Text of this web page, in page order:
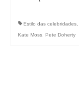
Estilo das celebridades
Kate Moss Pete Doherty